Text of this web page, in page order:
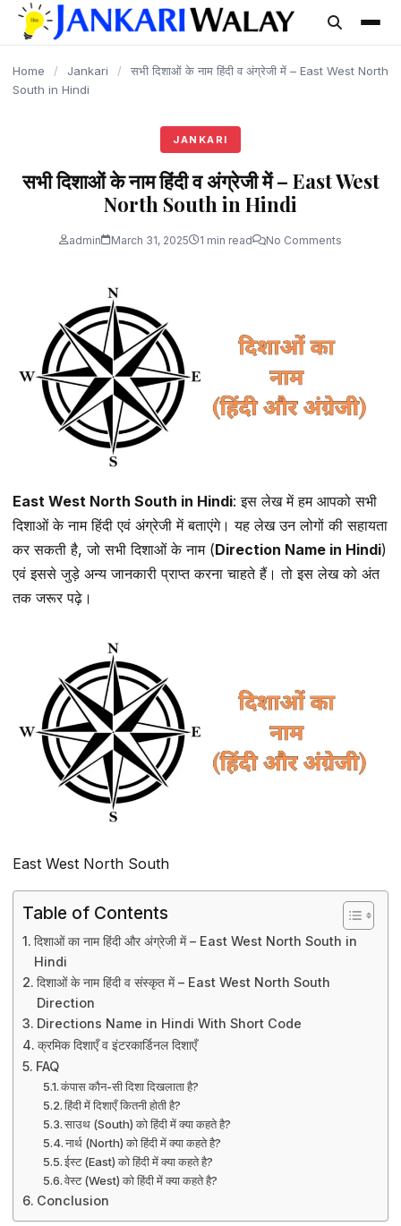
content
Home / Jankari /
सभी दिशाओं के नाम हिंदी व अंग्रेजी में – East West North
South in Hindi
JANKARI
सभी दिशाओं के नाम हिंदी व अंग्रेजी में – East West
North South in Hindi
admin March 31, 2025 1 min read No Comments
East West North South in Hindi: इस लेख में हम आपको सभी
दिशाओं के नाम हिंदी एवं अंग्रेजी में बताएंगे। यह लेख उन लोगों की सहायता
कर सकती है, जो सभी दिशाओं के नाम (Direction Name in Hindi)
एवं इससे जुड़े अन्य जानकारी प्राप्त करना चाहते हैं। तो इस लेख को अंत
तक जरूर पढ़े।
East West North South
Table of Contents
दिशाओं का नाम हिंदी और अंग्रेजी में – East West North South in
Hindi
दिशाओं के नाम हिंदी व संस्कृत में – East West North South
Direction
Directions Name in Hindi With Short Code
क्रमिक दिशाएँ व इंटरकार्डिनल दिशाएँ
FAQ
कंपास कौन-सी दिशा दिखलाता है?
हिंदी में दिशाएँ कितनी होती है?
साउथ (South) को हिंदी में क्या कहते है?
नार्थ (North) को हिंदी में क्या कहते है?
ईस्ट (East) को हिंदी में क्या कहते है?
वेस्ट (West) को हिंदी में क्या कहते है?
Conclusion